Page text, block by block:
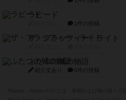
ラピード
1件の投稿
ザ・フラッフィー・ライト
ふたつの城の物語
紹介文あり 6件の投稿